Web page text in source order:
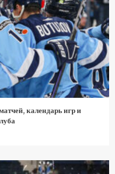
календарь игр и